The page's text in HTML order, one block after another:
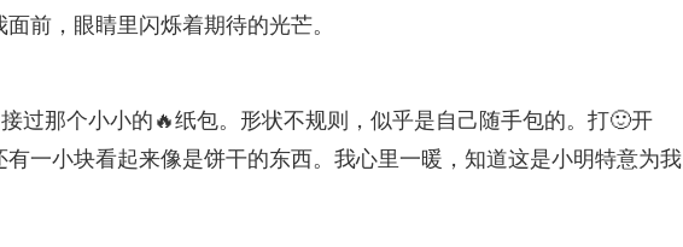
前，眼睛里闪烁着期待的光芒。
过那个小小的🔥纸包。形状不规则，似乎是自己随手包的。打🙂开
一小块看起来像是饼干的东西。我心里一暖，知道这是小明特意为我